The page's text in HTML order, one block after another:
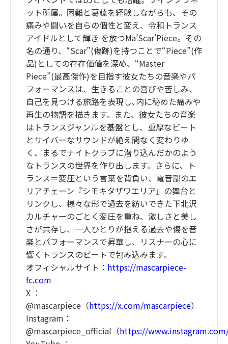
ット所属。困難と葛藤を経験しながらも、その
痛みや闘いを自らの個性と変え、令和トランス
アイドルとして輝き を放つMa’Scar’Piece。その
名の通り、“Scar”(傷跡)を持つことで“Piece”(作
品)としての存在価値を深め、“Master
Piece”(最高傑作)を目指す彼女たちの音楽やパ
フォーマンスは、生きることの喜びや苦しみ、
自己を見つける旅路を表現し､内に秘めた痛みや
再生の物語を描きます。また、彼女たちの音楽
はトランスジャンルを基盤とし、重厚なビート
とサイバーなサウンドが絶え間なく変わりゆ
く、まるでナイトクラブに潜り込んだかのよう
なトランスの世界を作り出します。さらに、ト
ランス＝変圧という言葉を背負い、電音部のエ
リアチェーン『シモキタザワエリア』の舞台と
リンクし、様々な形で過去を紡いできた下北沢
カルチャーのごとく変圧を重ね、激しさと美し
さが共存し、一人ひとりが抱える過去や傷を音
楽とパフォーマンスで昇華し、リスナーの心に
響くトランスのビートで包み込みます。
オフィシャルサイト： https://mascarpiece-
fc.com
X ：
@mascarpiece（https://x.com/mascarpiece）
Instagram：
@mascarpiece_official（https://